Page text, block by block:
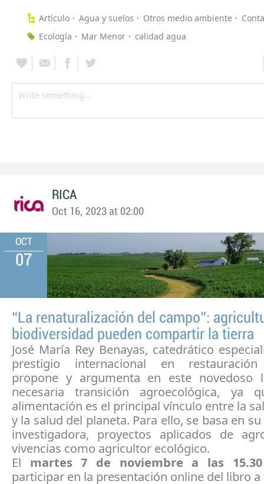
Artículo Agua y suelos Otros medio ambiente
Ecología
Mar Menor calidad agua
RICA
Oct 16, 2023 at 02:00
OCT
07
“La renaturalización del campo”:
biodiversidad pueden compartir la tierra
José María Rey Benayas, catedrático
prestigio internacional en restauración
propone y argumenta en este novedoso
necesaria transición agroecológica, ya
alimentación es el principal vínculo entre la
y la salud del planeta. Para ello, se basa en
investigadora, proyectos aplicados de
vivencias como agricultor ecológico.
El martes 7 de noviembre a las
participar en la presentación online del libro a